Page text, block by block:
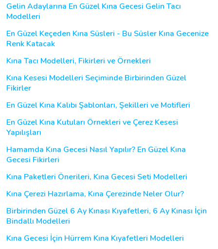
Gelin Adaylarına En Güzel Kına Gecesi Gelin Tacı
Modelleri
En Güzel Keçeden Kına Süsleri - Bu Süsler Kına Gecenize
Renk Katacak
Kına Tacı Modelleri, Fikirleri ve Örnekleri
Kına Kesesi Modelleri Seçiminde Birbirinden Güzel
Fikirler
En Güzel Kına Kalıbı Şablonları, Şekilleri ve Motifleri
En Güzel Kına Kutuları Örnekleri ve Çerez Kesesi
Yapılışları
Hamamda Kına Gecesi Nasıl Yapılır? En Güzel Kına
Gecesi Fikirleri
Kına Paketleri Önerileri, Kına Gecesi Seti Modelleri
Kına Çerezi Hazırlama, Kına Çerezinde Neler Olur?
Birbirinden Güzel 6 Ay Kınası Kıyafetleri, 6 Ay Kınası İçin
Bindallı Modelleri
Kına Gecesi İçin Hürrem Kına Kıyafetleri Modelleri